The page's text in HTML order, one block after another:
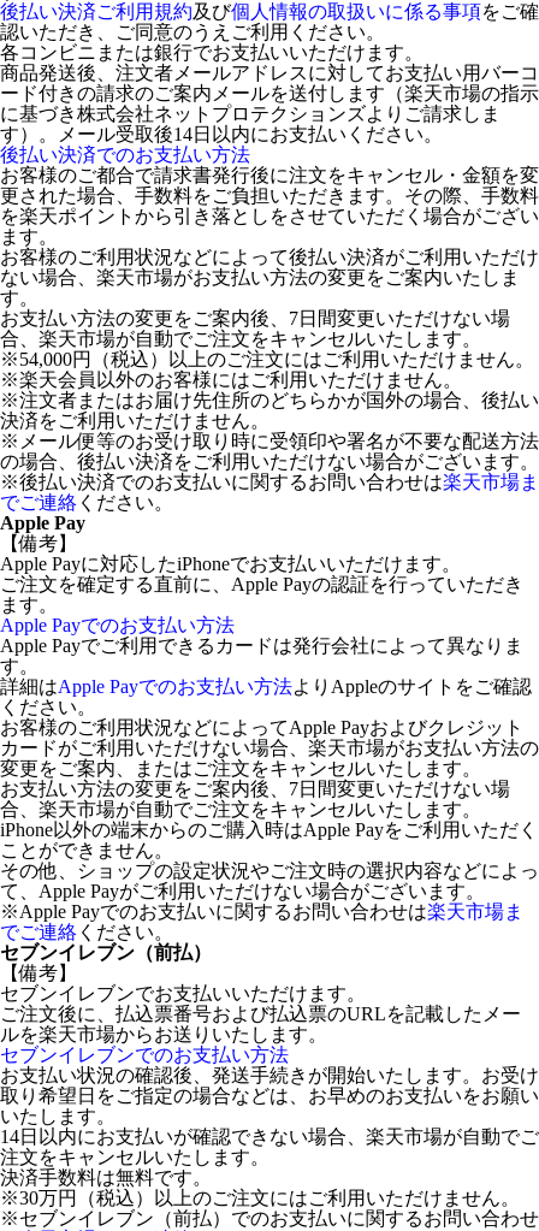
後払い決済ご利用規約及び個人情報の取扱いに係る事項をご確
認いただき、ご同意のうえご利用ください。
各コンビニまたは銀行でお支払いいただけます。
商品発送後、注文者メールアドレスに対してお支払い用バーコ
ード付きの請求のご案内メールを送付します（楽天市場の指示
に基づき株式会社ネットプロテクションズよりご請求しま
す）。メール受取後14日以内にお支払いください。
後払い決済でのお支払い方法
お客様のご都合で請求書発行後に注文をキャンセル・金額を変
更された場合、手数料をご負担いただきます。その際、手数料
を楽天ポイントから引き落としをさせていただく場合がござい
ます。
お客様のご利用状況などによって後払い決済がご利用いただけ
ない場合、楽天市場がお支払い方法の変更をご案内いたしま
す。
お支払い方法の変更をご案内後、7日間変更いただけない場
合、楽天市場が自動でご注文をキャンセルいたします。
※54,000円（税込）以上のご注文にはご利用いただけません。
※楽天会員以外のお客様にはご利用いただけません。
※注文者またはお届け先住所のどちらかが国外の場合、後払い
決済をご利用いただけません。
※メール便等のお受け取り時に受領印や署名が不要な配送方法
の場合、後払い決済をご利用いただけない場合がございます。
※後払い決済でのお支払いに関するお問い合わせは楽天市場ま
でご連絡 ください。
Apple Pay
【備考】
Apple Payに対応したiPhoneでお支払いいただけます。
ご注文を確定する直前に、Apple Payの認証を行っていただき
ます。
Apple Payでのお支払い方法
Apple Payでご利用できるカードは発行会社によって異なりま
す。
詳細はApple Payでのお支払い方法よりAppleのサイトをご確認
ください。
お客様のご利用状況などによってApple Payおよびクレジット
カードがご利用いただけない場合、楽天市場がお支払い方法の
変更をご案内、またはご注文をキャンセルいたします。
お支払い方法の変更をご案内後、7日間変更いただけない場
合、楽天市場が自動でご注文をキャンセルいたします。
iPhone以外の端末からのご購入時はApple Payをご利用いただく
ことができません。
その他、ショップの設定状況やご注文時の選択内容などによっ
て、Apple Payがご利用いただけない場合がございます。
※Apple Payでのお支払いに関するお問い合わせは楽天市場ま
でご連絡 ください。
セブンイレブン（前払）
【備考】
セブンイレブンでお支払いいただけます。
ご注文後に、払込票番号および払込票のURLを記載したメー
ルを楽天市場からお送りいたします。
セブンイレブンでのお支払い方法
お支払い状況の確認後、発送手続きが開始いたします。お受け
取り希望日をご指定の場合などは、お早めのお支払いをお願い
いたします。
14日以内にお支払いが確認できない場合、楽天市場が自動でご
注文をキャンセルいたします。
決済手数料は無料です。
※30万円（税込）以上のご注文にはご利用いただけません。
※セブンイレブン（前払）でのお支払いに関するお問い合わせ